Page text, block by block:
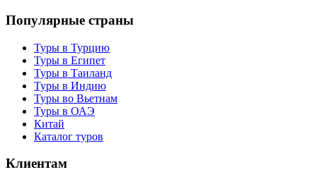
Популярные страны
Туры в Турцию
Туры в Египет
Туры в Таиланд
Туры в Индию
Туры во Вьетнам
Туры в ОАЭ
Китай
Каталог туров
Клиентам